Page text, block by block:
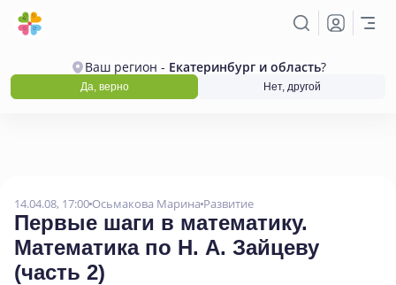
Ваш регион - Екатеринбург и область?
Да, верно Нет, другой
14.04.08, 17:00 Осьмакова Марина Развитие
Первые шаги в математику.
Математика по Н. А. Зайцеву
(часть 2)